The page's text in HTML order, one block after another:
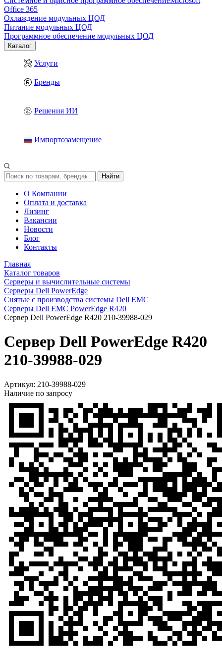
Office 365
Охлаждение модульных ЦОД
Питание модульных ЦОД
Программное обеспечение модульных ЦОД
Каталог
Услуги
Бренды
Решения ИИ
Импортозамещение
Найти
О Компании
Оплата и доставка
Лизинг
Вакансии
Новости
Блог
Контакты
Главная
Каталог товаров
Серверы и вычислительные системы
Серверы Dell PowerEdge
Снятые с производства системы Dell EMC
Серверы Dell EMC PowerEdge R420
Сервер Dell PowerEdge R420 210-39988-029
Сервер Dell PowerEdge R420
210-39988-029
Артикул: 210-39988-029
Наличие по запросу